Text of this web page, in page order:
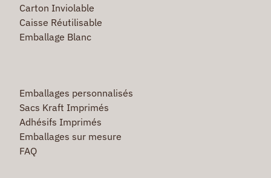
Carton Inviolable
Caisse Réutilisable
Emballage Blanc
Emballages personnalisés
Sacs Kraft Imprimés
Adhésifs Imprimés
Emballages sur mesure
FAQ